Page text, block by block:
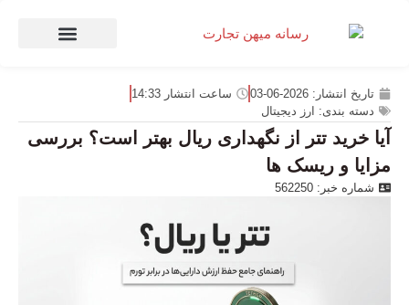
تاریخ انتشار: 2026-06-03 ساعت انتشار 14:33
دسته بندی: ارز دیجیتال
آیا خرید تتر از نگهداری ریال بهتر است؟ بررسی
مزایا و ریسک ها
شماره خبر: 562250